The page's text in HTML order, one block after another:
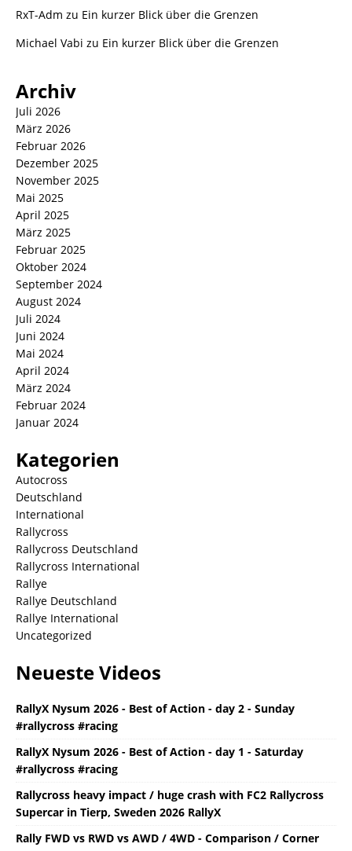
RxT-Adm zu Ein kurzer Blick über die Grenzen
Michael Vabi zu Ein kurzer Blick über die Grenzen
Archiv
Juli 2026
März 2026
Februar 2026
Dezember 2025
November 2025
Mai 2025
April 2025
März 2025
Februar 2025
Oktober 2024
September 2024
August 2024
Juli 2024
Juni 2024
Mai 2024
April 2024
März 2024
Februar 2024
Januar 2024
Kategorien
Autocross
Deutschland
International
Rallycross
Rallycross Deutschland
Rallycross International
Rallye
Rallye Deutschland
Rallye International
Uncategorized
Neueste Videos
RallyX Nysum 2026 - Best of Action - day 2 - Sunday
#rallycross #racing
RallyX Nysum 2026 - Best of Action - day 1 - Saturday
#rallycross #racing
Rallycross heavy impact / huge crash with FC2 Rallycross
Supercar in Tierp, Sweden 2026 RallyX
Rally FWD vs RWD vs AWD / 4WD - Comparison / Corner